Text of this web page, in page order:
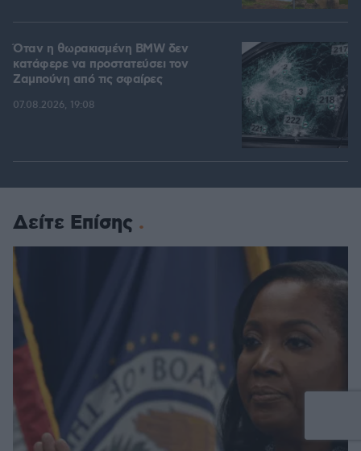
Όταν η θωρακισμένη BMW δεν
κατάφερε να προστατεύσει τον
Ζαμπούνη από τις σφαίρες
07.08.2026, 19:08
Δείτε Επίσης